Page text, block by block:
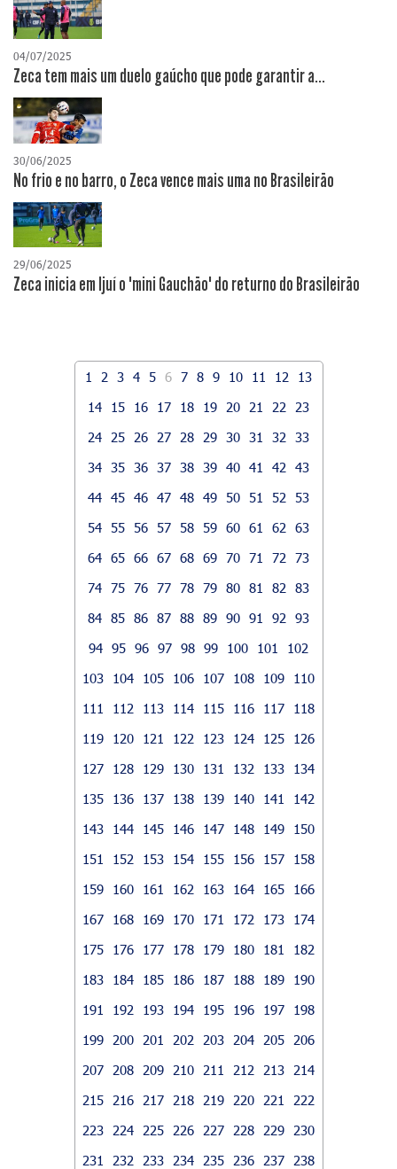
04/07/2025
Zeca tem mais um duelo gaúcho que pode garantir a...
30/06/2025
No frio e no barro, o Zeca vence mais uma no Brasileirão
29/06/2025
Zeca inicia em Ijuí o "mini Gauchão" do returno do Brasileirão
1 2 3 4 5 6 7 8 9 10 11 12
13
14
15 16 17 18 19 20 21 22
23
24
25 26 27 28 29 30 31 32
33
34 35 36 37 38 39 40 41 42
43
44 45 46 47 48 49 50 51 52
53
54 55 56 57 58 59 60 61 62
63
64 65 66 67 68 69 70 71 72
73
74 75 76 77 78 79 80 81 82
83
84 85 86 87 88 89 90 91 92
93
94 95 96 97 98 99 100 101
102
103
104 105 106 107 108 109
110
111
112 113 114 115 116 117
118
119
120 121 122 123 124 125
126
127
128 129 130 131 132 133
134
135
136 137 138 139 140 141
142
143
144 145 146 147 148 149
150
151
152 153 154 155 156 157
158
159
160 161 162 163 164 165
166
167
168 169 170 171 172 173
174
175
176 177 178 179 180 181
182
183
184 185 186 187 188 189
190
191
192 193 194 195 196 197
198
199
200 201 202 203 204 205
206
207
208 209 210 211 212 213
214
215
216 217 218 219 220 221
222
223
224 225 226 227 228 229
230
231
232 233 234 235 236 237
238